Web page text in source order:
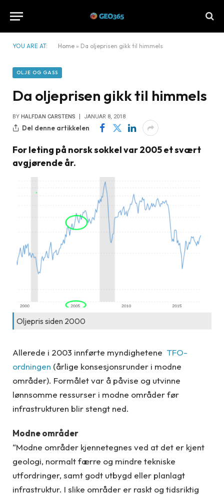
YOU ARE AT: Home » Da oljeprisen gikk til himmels
OLJE OG GASS
Da oljeprisen gikk til himmels
BY HALFDAN CARSTENS JANUAR 8, 2018
Del denne artikkelen
For leting på norsk sokkel var 2005 et svært
avgjørende år.
Oljepris siden 2000
Allerede i 2003 innførte myndighetene TFO-
ordningen (årlige konsesjonsrunder i modne
områder). Formålet var å påvise og utvinne
lønnsomme ressurser i modne områder før
infrastrukturen blir stengt ned.
Modne områder
“Modne områder kjennetegnes ved at det er kjent
geologi, normalt færre og mindre tekniske
utfordringer, samt godt utbygd eller planlagt
infrastruktur. I slike områder er raskt og tidsriktig